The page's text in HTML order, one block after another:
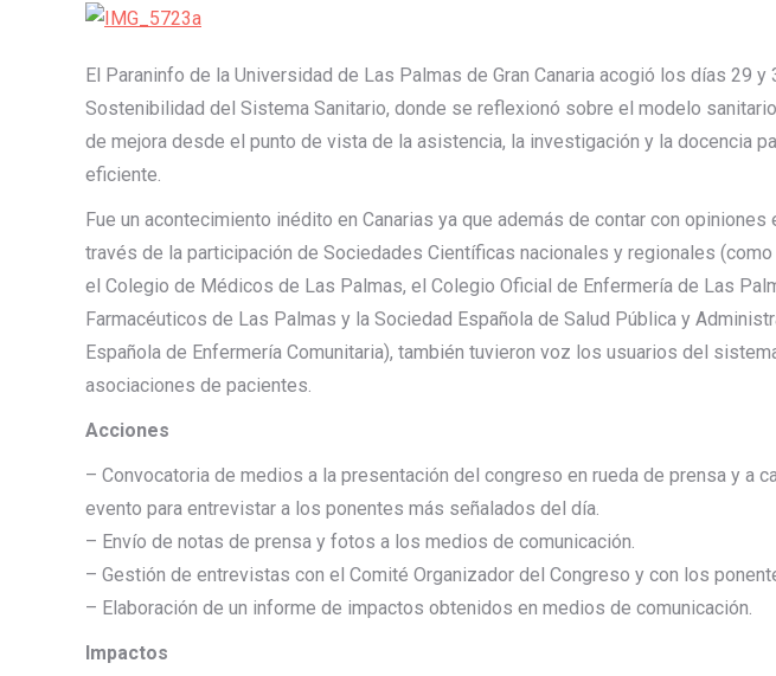
El Paraninfo de la Universidad de Las Palmas de Gran Canaria acogió los días 29
Sostenibilidad del Sistema Sanitario, donde se reflexionó sobre el modelo
de mejora desde el punto de vista de la asistencia, la investigación y la docencia
eficiente.
Fue un acontecimiento inédito en Canarias ya que además de contar con
través de la participación de Sociedades Científicas nacionales y regionales
el Colegio de Médicos de Las Palmas, el Colegio Oficial de Enfermería de Las
Farmacéuticos de Las Palmas y la Sociedad Española de Salud Pública y
Española de Enfermería Comunitaria), también tuvieron voz los usuarios del
asociaciones de pacientes.
Acciones
– Convocatoria de medios a la presentación del congreso en rueda de prensa y a
evento para entrevistar a los ponentes más señalados del día.
– Envío de notas de prensa y fotos a los medios de comunicación.
– Gestión de entrevistas con el Comité Organizador del Congreso y con los
– Elaboración de un informe de impactos obtenidos en medios de comunicación.
Impactos